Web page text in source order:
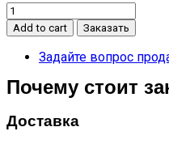
Сальник
коленвала
задний
90*110*10
quantity
Add to cart Заказать
Задайте вопрос
Почему стоит
Доставка